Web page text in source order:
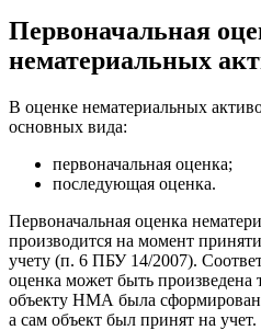
Первоначальная
нематериальных
В оценке нематериальных
основных вида:
первоначальная оценка;
последующая оценка.
Первоначальная оценка
производится на момент
учету (п. 6 ПБУ 14/2007).
оценка может быть произведена
объекту НМА была
а сам объект был принят на учет.